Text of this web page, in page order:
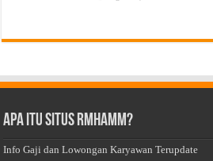
Apa Itu Situs Rmhamm?
Info Gaji dan Lowongan Karyawan Terupdate